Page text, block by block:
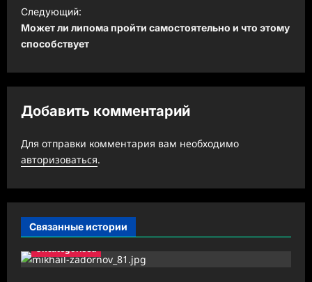
и
г
а
ц
я
з
а
и
и
Следующий:
Может ли липома пройти самостоятельно и что этому
способствует
Добавить комментарий
Для отправки комментария вам необходимо
авторизоваться.
Связанные истории
Uncategorised